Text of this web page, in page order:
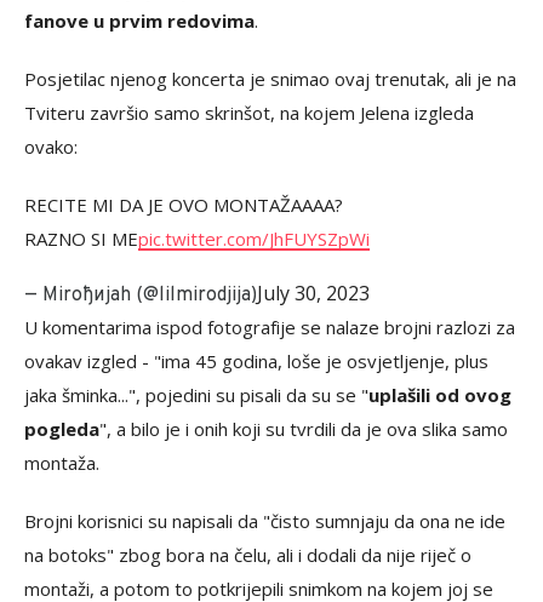
fanove u prvim redovima.
Posjetilac njenog koncerta je snimao ovaj trenutak, ali je na
Tviteru završio samo skrinšot, na kojem Jelena izgleda
ovako:
RECITE MI DA JE OVO MONTAŽAAAA?
RAZNO SI MEpic.twitter.com/JhFUYSZpWi
— Мiroђијah (@lilmirodjija)July 30, 2023
U komentarima ispod fotografije se nalaze brojni razlozi za
ovakav izgled - "ima 45 godina, loše je osvjetljenje, plus
jaka šminka...", pojedini su pisali da su se "uplašili od ovog
pogleda", a bilo je i onih koji su tvrdili da je ova slika samo
montaža.
Brojni korisnici su napisali da "čisto sumnjaju da ona ne ide
na botoks" zbog bora na čelu, ali i dodali da nije riječ o
montaži, a potom to potkrijepili snimkom na kojem joj se